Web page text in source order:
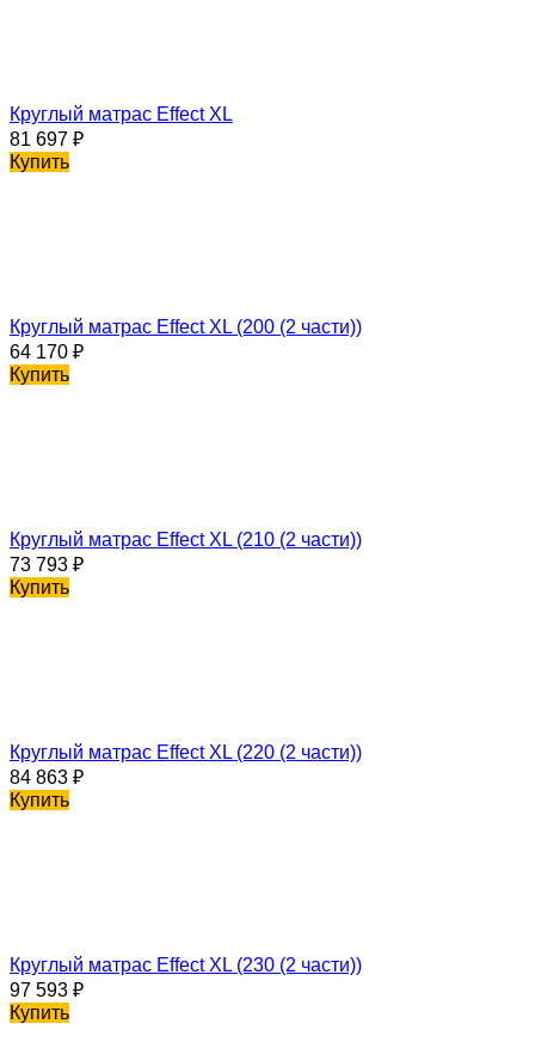
Круглый матрас Effect XL
81 697 ₽
Купить
Круглый матрас Effect XL (200 (2 части))
64 170 ₽
Купить
Круглый матрас Effect XL (210 (2 части))
73 793 ₽
Купить
Круглый матрас Effect XL (220 (2 части))
84 863 ₽
Купить
Круглый матрас Effect XL (230 (2 части))
97 593 ₽
Купить